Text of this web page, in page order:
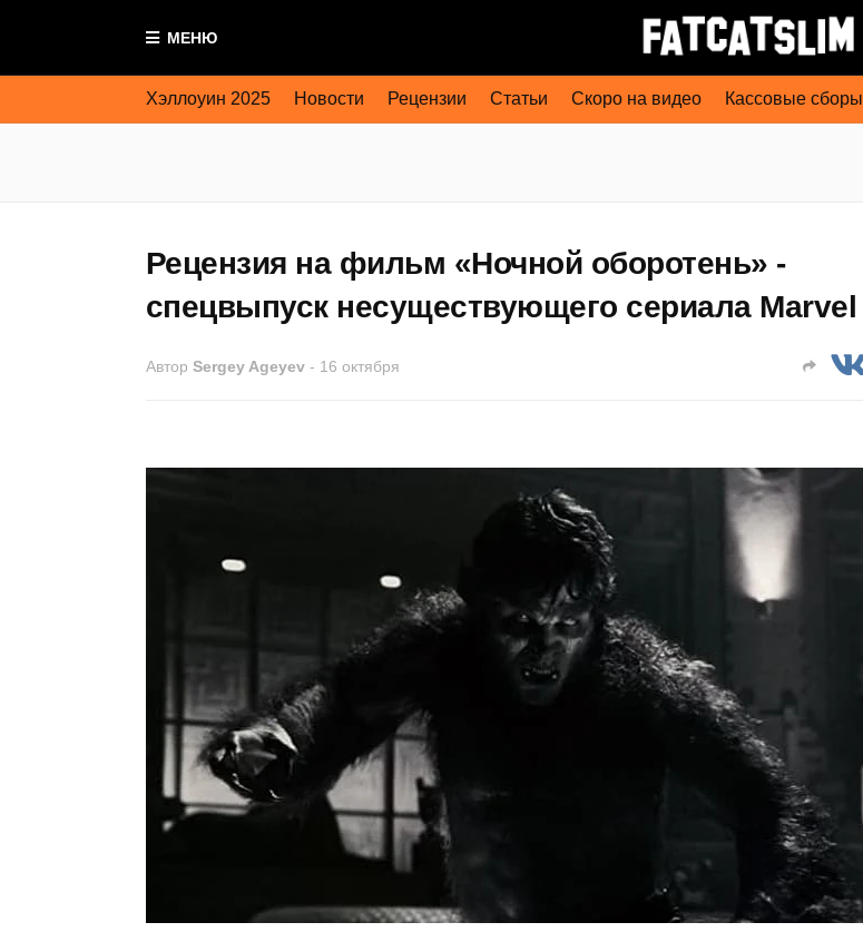
МЕНЮ
Хэллоуин 2025 Новости Рецензии Статьи Скоро на видео Кассовые сборы
Рецензия на фильм «Ночной оборотень» -
спецвыпуск несуществующего сериала Marvel
Автор Sergey Ageyev - 16 октября